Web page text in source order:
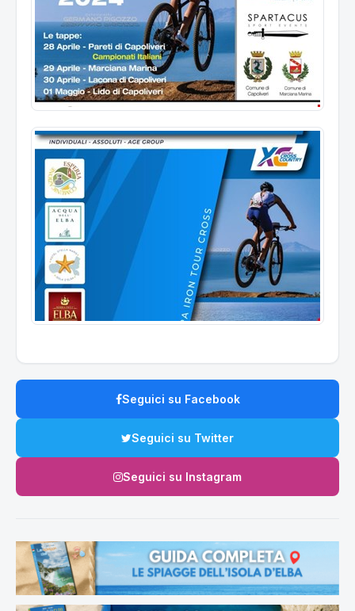
Seguici su Facebook
Seguici su Twitter
Seguici su Instagram